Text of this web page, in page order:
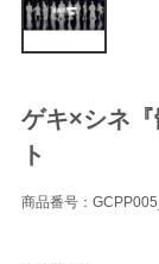
ゲキ×シネ
ト
商品番号：